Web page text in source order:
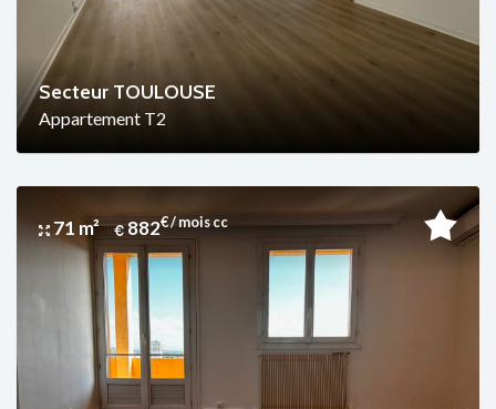
Secteur TOULOUSE
Appartement T2
71 m² 882€ / mois cc